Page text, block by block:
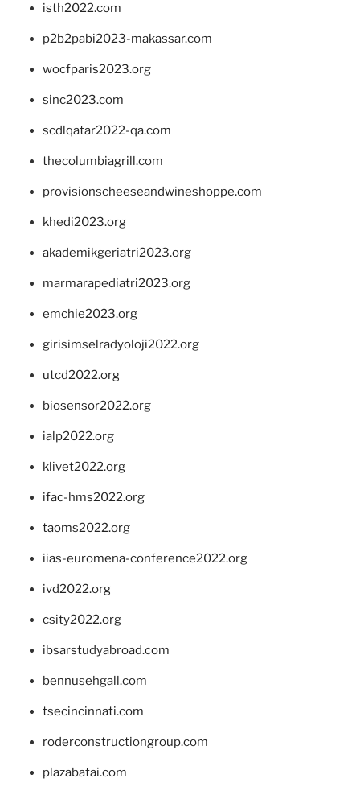
isth2022.com
p2b2pabi2023-makassar.com
wocfparis2023.org
sinc2023.com
scdlqatar2022-qa.com
thecolumbiagrill.com
provisionscheeseandwineshoppe.com
khedi2023.org
akademikgeriatri2023.org
marmarapediatri2023.org
emchie2023.org
girisimselradyoloji2022.org
utcd2022.org
biosensor2022.org
ialp2022.org
klivet2022.org
ifac-hms2022.org
taoms2022.org
iias-euromena-conference2022.org
ivd2022.org
csity2022.org
ibsarstudyabroad.com
bennusehgall.com
tsecincinnati.com
roderconstructiongroup.com
plazabatai.com